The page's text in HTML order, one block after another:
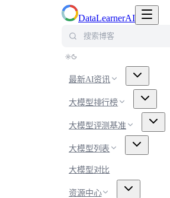
DataLearnerAI
最新AI资讯
大模型排行榜
大模型评测基准
大模型列表
大模型对比
资源中心